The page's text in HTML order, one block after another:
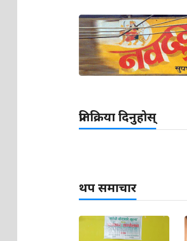
प्रतिक्रिया दिनुहोस्
थप समाचार